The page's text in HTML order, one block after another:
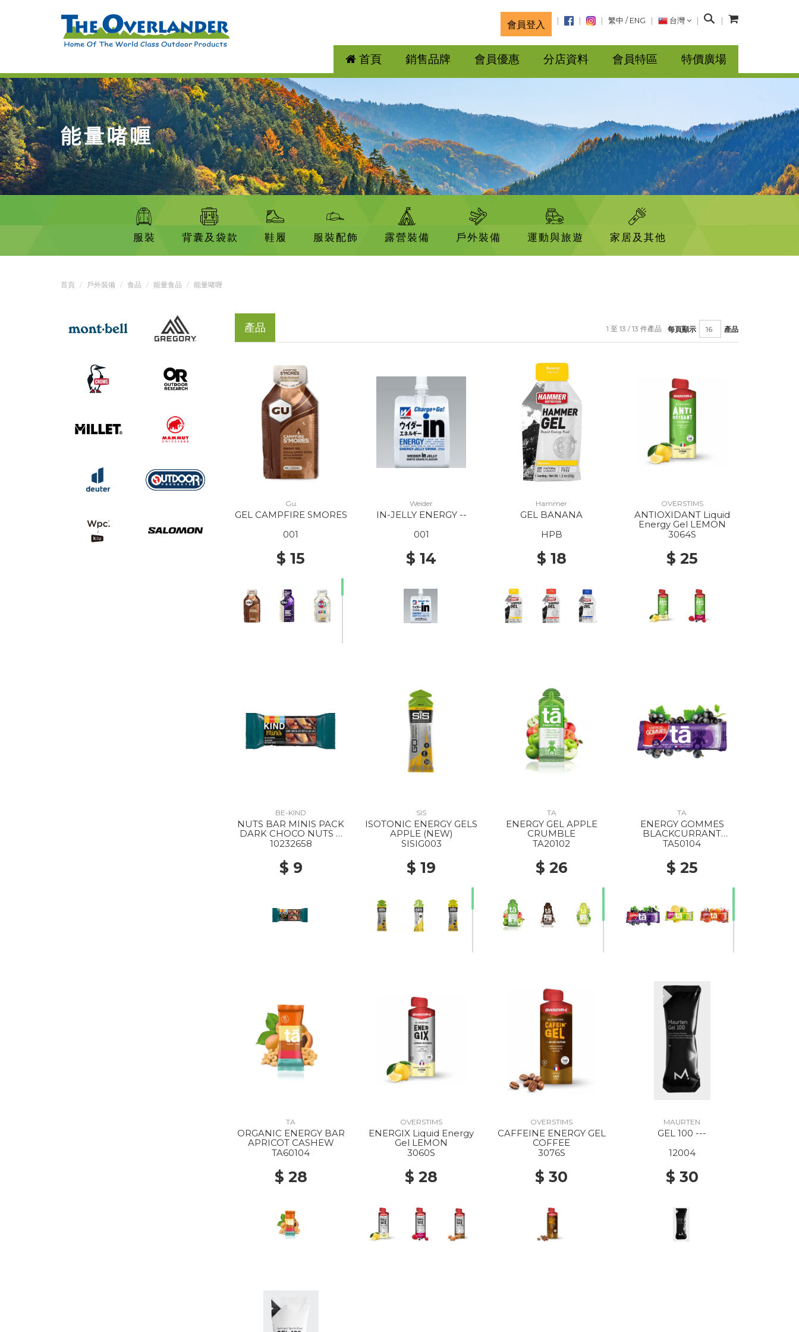
會員登入 繁中 / ENG 台灣
搜
首頁 銷售品牌 會員優惠 分店資料 會員特區 特價廣場
能量啫喱
服裝 背囊及袋款 鞋履 服裝配飾 露營裝備 戶外裝備 運動與旅遊 家居及其他
首頁 戶外裝備 食品 能量食品 能量啫喱
產品 每頁顯示 產品
1 至 13 / 13 件產品
Gu
GEL CAMPFIRE SMORES
001
$ 15
Weider
IN-JELLY ENERGY --
001
$ 14
Hammer
GEL BANANA
HPB
$ 18
OVERSTIMS
ANTIOXIDANT Liquid
Energy Gel LEMON
3064S
$ 25
BE-KIND
NUTS BAR MINIS PACK
DARK CHOCO NUTS &
SEASALT
10232658
$ 9
SIS
ISOTONIC ENERGY GELS
APPLE (NEW)
SISIG003
$ 19
TA
ENERGY GEL APPLE
CRUMBLE
TA20102
$ 26
TA
ENERGY GOMMES
BLACKCURRANT
CAFFEINE
TA50104
$ 25
TA
ORGANIC ENERGY BAR
APRICOT CASHEW
TA60104
$ 28
OVERSTIMS
ENERGIX Liquid Energy
Gel LEMON
3060S
$ 28
OVERSTIMS
CAFFEINE ENERGY GEL
COFFEE
3076S
$ 30
MAURTEN
GEL 100 ---
12004
$ 30